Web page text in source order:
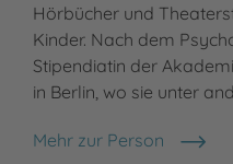
Hörbücher und
Kinder. Nach dem
Stipendiatin der
in Berlin, wo sie unter
Mehr zur Person
Marie Hüttner